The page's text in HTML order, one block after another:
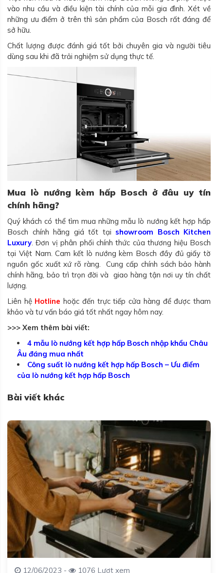
vào nhu cầu và điều kiện tài chính của mỗi gia đình. Xét về
những ưu điểm ở trên thì sản phẩm của Bosch rất đáng để
sở hữu.
Chất lượng được đánh giá tốt bởi chuyên gia và người tiêu
dùng sau khi đã trải nghiệm sử dụng thực tế.
Mua lò nướng kèm hấp Bosch ở đâu uy tín
chính hãng?
Quý khách có thể tìm mua những mẫu lò nướng kết hợp hấp
Bosch chính hãng giá tốt tại showroom Bosch Kitchen
Luxury. Đơn vị phân phối chính thức của thương hiệu Bosch
tại Việt Nam. Cam kết lò nướng kèm Bosch đầy đủ giấy tờ
nguồn gốc xuất xứ rõ ràng. Cung cấp chính sách bảo hành
chính hãng, bảo trì trọn đời và giao hàng tận nơi uy tín chất
lượng.
Liên hệ Hotline hoặc đến trực tiếp cửa hàng để được tham
khảo và tư vấn báo giá tốt nhất ngay hôm nay.
>>> Xem thêm bài viết:
4 mẫu lò nướng kết hợp hấp Bosch nhập khẩu Châu
Âu đáng mua nhất
Công suất lò nướng kết hợp hấp Bosch – Ưu điểm
của lò nướng kết hợp hấp Bosch
Bài viết khác
12/06/2023 - 1076 Lượt xem